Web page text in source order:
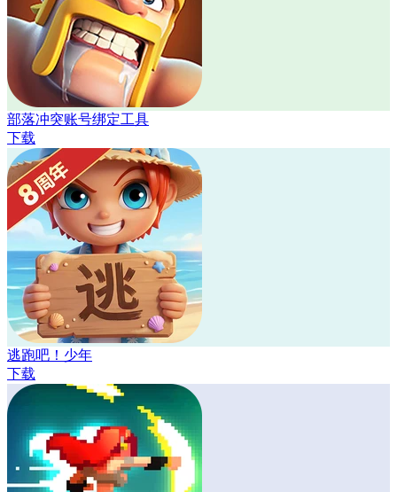
部落冲突账号绑定工具
下载
逃跑吧！少年
下载